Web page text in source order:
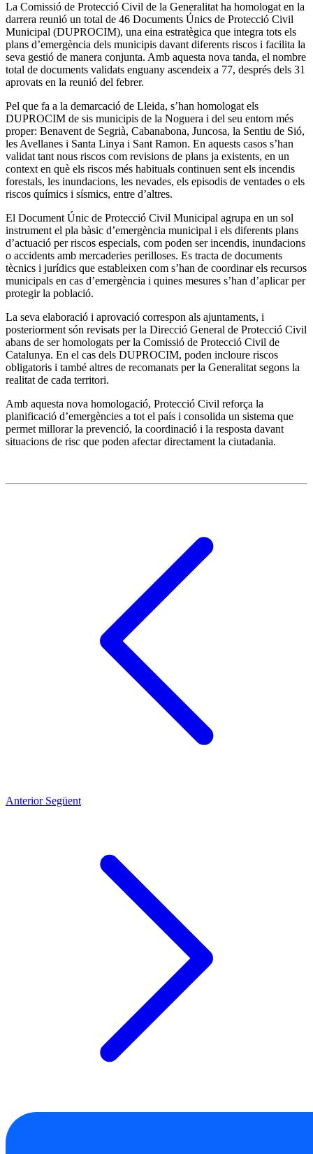
La Comissió de Protecció Civil de la Generalitat ha homologat en la
darrera reunió un total de 46 Documents Únics de Protecció Civil
Municipal (DUPROCIM), una eina estratègica que integra tots els
plans d’emergència dels municipis davant diferents riscos i facilita la
seva gestió de manera conjunta. Amb aquesta nova tanda, el nombre
total de documents validats enguany ascendeix a 77, després dels 31
aprovats en la reunió del febrer.
Pel que fa a la demarcació de Lleida, s’han homologat els
DUPROCIM de sis municipis de la Noguera i del seu entorn més
proper: Benavent de Segrià, Cabanabona, Juncosa, la Sentiu de Sió,
les Avellanes i Santa Linya i Sant Ramon. En aquests casos s’han
validat tant nous riscos com revisions de plans ja existents, en un
context en què els riscos més habituals continuen sent els incendis
forestals, les inundacions, les nevades, els episodis de ventades o els
riscos químics i sísmics, entre d’altres.
El Document Únic de Protecció Civil Municipal agrupa en un sol
instrument el pla bàsic d’emergència municipal i els diferents plans
d’actuació per riscos especials, com poden ser incendis, inundacions
o accidents amb mercaderies perilloses. Es tracta de documents
tècnics i jurídics que estableixen com s’han de coordinar els recursos
municipals en cas d’emergència i quines mesures s’han d’aplicar per
protegir la població.
La seva elaboració i aprovació correspon als ajuntaments, i
posteriorment són revisats per la Direcció General de Protecció Civil
abans de ser homologats per la Comissió de Protecció Civil de
Catalunya. En el cas dels DUPROCIM, poden incloure riscos
obligatoris i també altres de recomanats per la Generalitat segons la
realitat de cada territori.
Amb aquesta nova homologació, Protecció Civil reforça la
planificació d’emergències a tot el país i consolida un sistema que
permet millorar la prevenció, la coordinació i la resposta davant
situacions de risc que poden afectar directament la ciutadania.
Anterior Següent